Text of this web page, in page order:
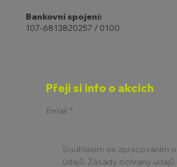
Bankovní spojení:
107-6813820257 / 0100
Přeji si info o akcích
Email *
Souhlasím se zpracováním
údajů. Zásady ochrany údajů